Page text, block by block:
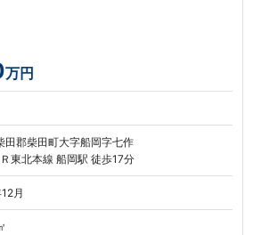
万円
田郡柴田町大字船岡字七作
東北本線 船岡駅 徒歩17分
月